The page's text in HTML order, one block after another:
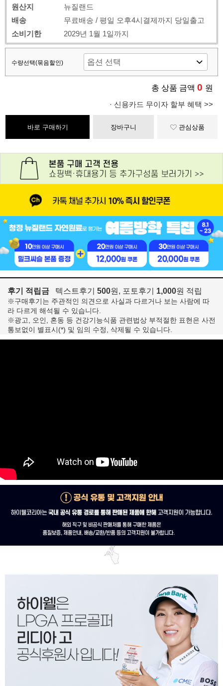
원산지
뉴질랜드
배송
무료배송 / 평일 오후4시결제까지 당일출고
소비기한
2029년 1월 1일까지
수량선택(묶음할인)
총 상품 금액 0 원
· 신용카드 무이자 할부 혜택 >>
바로 구매하기 장바구니 관심상품
후기 적립금 텍스트후기 500원, 포토후기 1,000원 적립
※구매후기는 주관적인 의견으로 사실과 다르거나 보는 사람에 따
라 다르게 해석될 수 있습니다.
※광고, 오인, 혼동 등 건강기능식품 관련법상 부적절한 표현은 사전
통보없이 별표시(*) 및 임의 수정, 삭제될 수 있습니다.